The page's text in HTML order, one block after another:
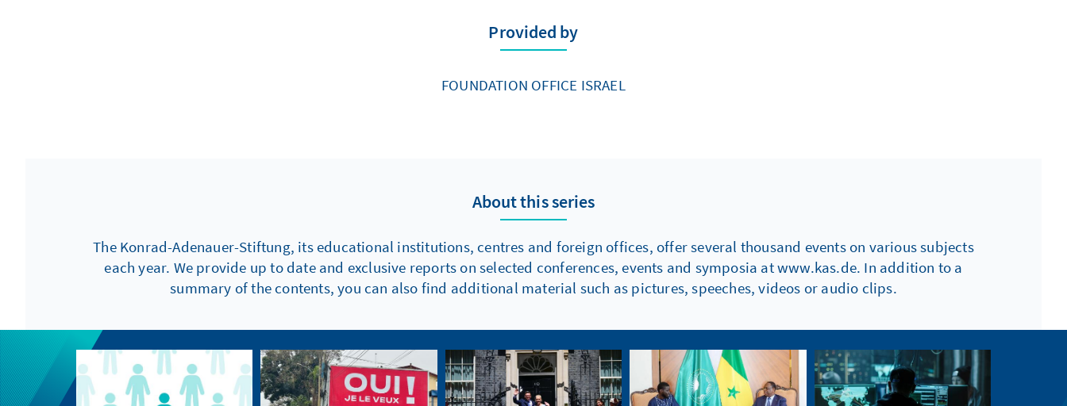
Provided by
FOUNDATION OFFICE ISRAEL
About this series
The Konrad-Adenauer-Stiftung, its educational institutions, centres and foreign offices, offer several thousand events on various subjects
each year. We provide up to date and exclusive reports on selected conferences, events and symposia at www.kas.de. In addition to a
summary of the contents, you can also find additional material such as pictures, speeches, videos or audio clips.